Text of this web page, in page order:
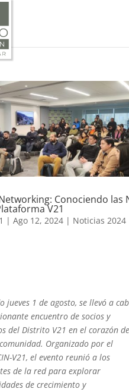
Conociendo las
V21
| Ago 12, 2024| Noticias 2024
jueves 1 de agosto, se llevó a
encuentro de socios y
del Distrito V21 en el corazón de
Organizado por el
V21, el evento reunió a los
de la red para explorar
de crecimiento y